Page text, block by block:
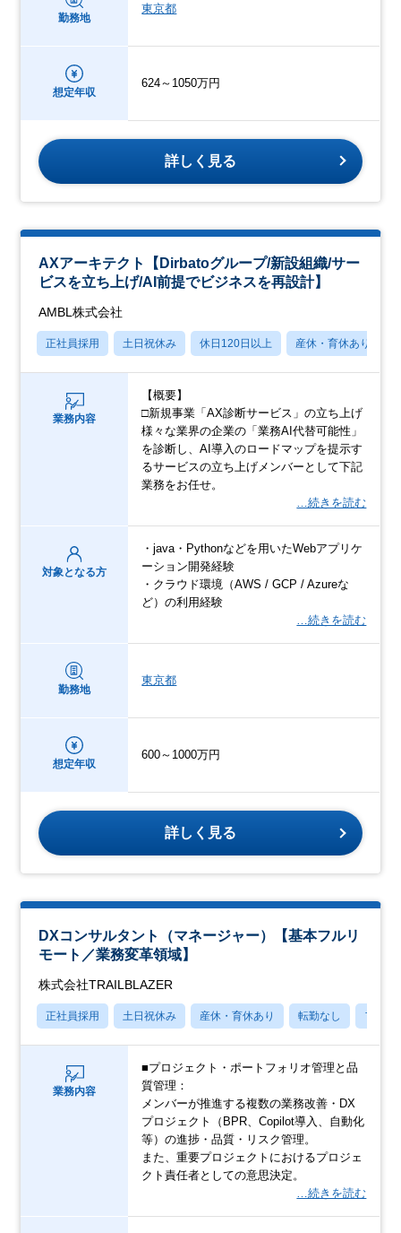
勤務地
東京都
想定年収
624～1050万円
詳しく見る
AXアーキテクト【Dirbatoグループ/新設組織/サー
ビスを立ち上げ/AI前提でビジネスを再設計】
AMBL株式会社
正社員採用 土日祝休み 休日120日以上 産休・育休あり
業務内容
【概要】
□新規事業「AX診断サービス」の立ち上げ
様々な業界の企業の「業務AI代替可能性」
を診断し、AI導入のロードマップを提示す
るサービスの立ち上げメンバーとして下記
業務をお任せ。
…続きを読む
対象となる方
・java・Pythonなどを用いたWebアプリケ
ーション開発経験
・クラウド環境（AWS / GCP / Azureな
ど）の利用経験
…続きを読む
勤務地
東京都
想定年収
600～1000万円
詳しく見る
DXコンサルタント（マネージャー）【基本フルリ
モート／業務変革領域】
株式会社TRAILBLAZER
正社員採用 土日祝休み 産休・育休あり 転勤なし フレッ
業務内容
■プロジェクト・ポートフォリオ管理と品
質管理：
メンバーが推進する複数の業務改善・DX
プロジェクト（BPR、Copilot導入、自動化
等）の進捗・品質・リスク管理。
また、重要プロジェクトにおけるプロジェ
クト責任者としての意思決定。
…続きを読む